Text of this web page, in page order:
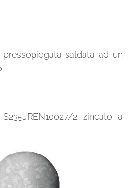
saldata ad un
2 zincato a